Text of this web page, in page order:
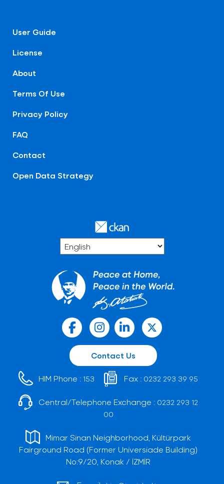
User Guide
License
About
Terms Of Use
Privacy Policy
FAQ
Contact
Open Data Strategy
Contact Us
HIM Phone : 153 Fax : 0232 293 39 95
Central/Telephone Exchange : 0232 293 12
00
Mimar Sinan Neighborhood, Kültürpark
Fairground Road (Former Universiade Building)
No:9/20, Konak / İZMİR